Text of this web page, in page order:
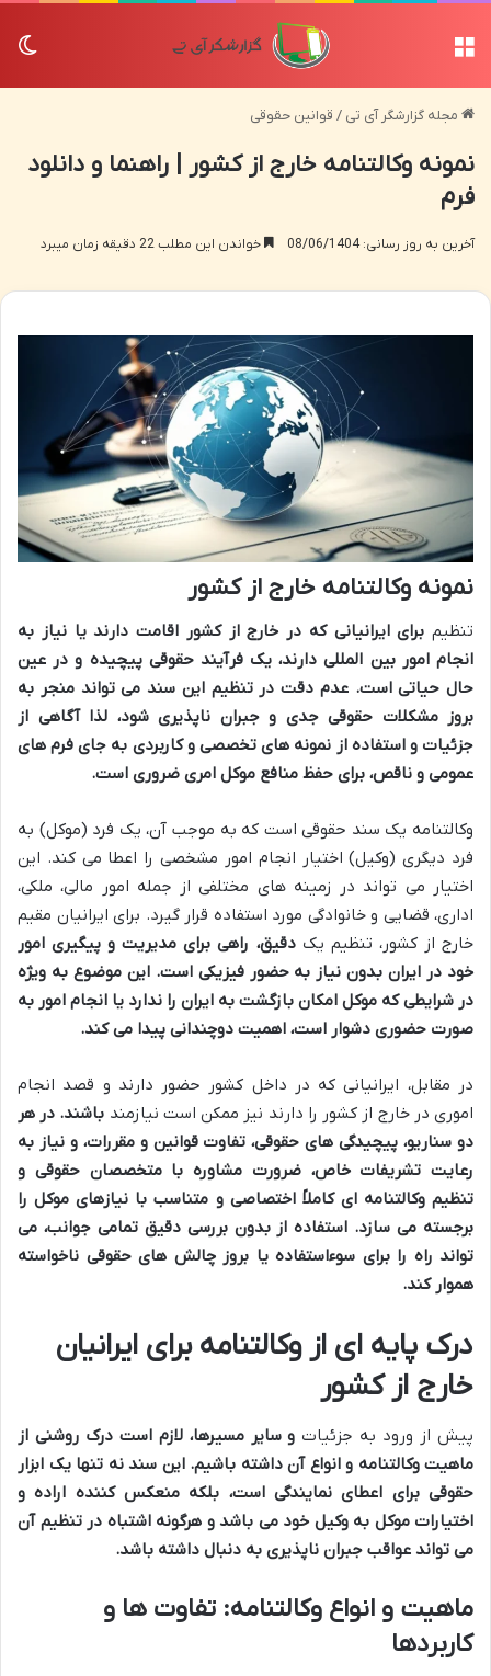
مجله گزارشگر آی تی / قوانین حقوقی
نمونه وکالتنامه خارج از کشور | راهنما و دانلود
فرم
آخرین به روز رسانی: 08/06/1404 خواندن این مطلب 22 دقیقه زمان میبرد
نمونه وکالتنامه خارج از کشور
تنظیم برای ایرانیانی که در خارج از کشور اقامت دارند یا نیاز به
انجام امور بین المللی دارند، یک فرآیند حقوقی پیچیده و در عین
حال حیاتی است. عدم دقت در تنظیم این سند می تواند منجر به
بروز مشکلات حقوقی جدی و جبران ناپذیری شود، لذا آگاهی از
جزئیات و استفاده از نمونه های تخصصی و کاربردی به جای فرم های
عمومی و ناقص، برای حفظ منافع موکل امری ضروری است.
وکالتنامه یک سند حقوقی است که به موجب آن، یک فرد (موکل) به
فرد دیگری (وکیل) اختیار انجام امور مشخصی را اعطا می کند. این
اختیار می تواند در زمینه های مختلفی از جمله امور مالی، ملکی،
اداری، قضایی و خانوادگی مورد استفاده قرار گیرد. برای ایرانیان مقیم
خارج از کشور، تنظیم یکدقیق، راهی برای مدیریت و پیگیری امور
خود در ایران بدون نیاز به حضور فیزیکی است. این موضوع به ویژه
در شرایطی که موکل امکان بازگشت به ایران را ندارد یا انجام امور به
صورت حضوری دشوار است، اهمیت دوچندانی پیدا می کند.
در مقابل، ایرانیانی که در داخل کشور حضور دارند و قصد انجام
اموری در خارج از کشور را دارند نیز ممکن است نیازمند باشند. در هر
دو سناریو، پیچیدگی های حقوقی، تفاوت قوانین و مقررات، و نیاز به
رعایت تشریفات خاص، ضرورت مشاوره با متخصصان حقوقی و
تنظیم وکالتنامه ای کاملاً اختصاصی و متناسب با نیازهای موکل را
برجسته می سازد. استفاده ازبدون بررسی دقیق تمامی جوانب، می
تواند راه را برای سوءاستفاده یا بروز چالش های حقوقی ناخواسته
هموار کند.
درک پایه ای از وکالتنامه برای ایرانیان
خارج از کشور
پیش از ورود به جزئیات و سایر مسیرها، لازم است درک روشنی از
ماهیت وکالتنامه و انواع آن داشته باشیم. این سند نه تنها یک ابزار
حقوقی برای اعطای نمایندگی است، بلکه منعکس کننده اراده و
اختیارات موکل به وکیل خود می باشد و هرگونه اشتباه در تنظیم آن
می تواند عواقب جبران ناپذیری به دنبال داشته باشد.
ماهیت و انواع وکالتنامه: تفاوت ها و
کاربردها